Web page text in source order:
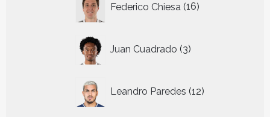
Federico Chiesa 16
producten
Juan Cuadrado 3
producten
Leandro Paredes 12
producten